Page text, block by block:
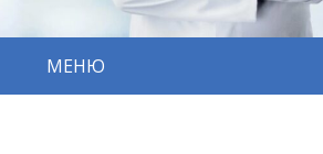
МЕНЮ